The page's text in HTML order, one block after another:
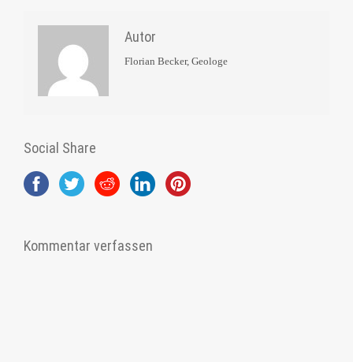
Autor
Florian Becker, Geologe
Social Share
Kommentar verfassen